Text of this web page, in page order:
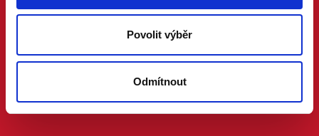
Povolit výběr
Odmítnout